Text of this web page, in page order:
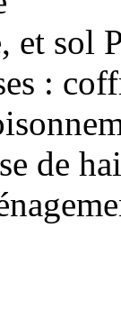
et sol
:
de